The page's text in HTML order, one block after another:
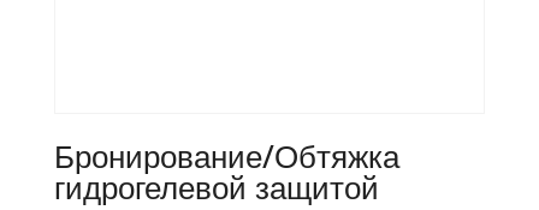
Бронирование/Обтяжка
гидрогелевой защитой